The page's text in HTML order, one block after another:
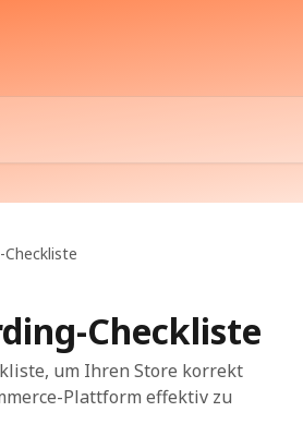
Checkliste
um Ihren Store korrekt
Plattform effektiv zu